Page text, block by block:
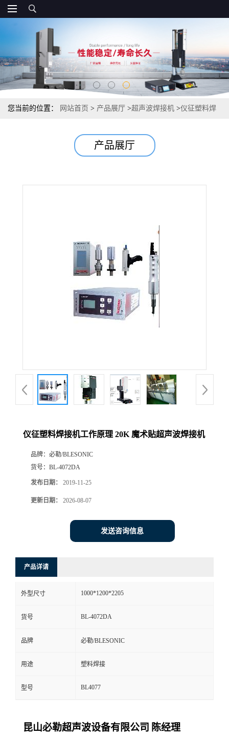
您当前的位置： 网站首页 > 产品展厅 >超声波焊接机 >仪征塑料焊
产品展厅
仪征塑料焊接机工作原理 20K 魔术贴超声波焊接机
品牌： 必勒/BLESONIC
货号： BL-4072DA
发布日期： 2019-11-25
更新日期： 2026-08-07
发送咨询信息
产品详请
外型尺寸 1000*1200*2205
货号 BL-4072DA
品牌 必勒/BLESONIC
用途 塑料焊接
型号 BL4077
昆山必勒超声波设备有限公司 陈经理